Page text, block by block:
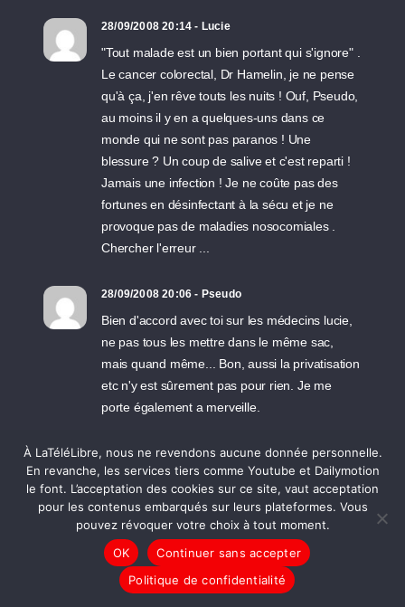
28/09/2008 20:14 - Lucie
"Tout malade est un bien portant qui s'ignore" .
Le cancer colorectal, Dr Hamelin, je ne pense
qu'à ça, j'en rêve touts les nuits ! Ouf, Pseudo,
au moins il y en a quelques-uns dans ce
monde qui ne sont pas paranos ! Une
blessure ? Un coup de salive et c'est reparti !
Jamais une infection ! Je ne coûte pas des
fortunes en désinfectant à la sécu et je ne
provoque pas de maladies nosocomiales .
Chercher l'erreur ...
28/09/2008 20:06 - Pseudo
Bien d'accord avec toi sur les médecins lucie,
ne pas tous les mettre dans le même sac,
mais quand même... Bon, aussi la privatisation
etc n'y est sûrement pas pour rien. Je me
porte également a merveille.
28/09/2008 18:45 - Dr Hamelin
"tout bien portant est un malade qui s'ignore"
le cancer colorectal se dépiste facilement,
pensez y ma douce !
28/09/2008 18:08 - Lucie
Sympas, les médecins ! Toujours l'optimisme à
À LaTéléLibre, nous ne revendons aucune donnée personnelle.
En revanche, les services tiers comme Youtube et Dailymotion
le font. L’acceptation des cookies sur ce site, vaut acceptation
pour les contenus embarqués sur leurs plateformes. Vous
pouvez révoquer votre choix à tout moment.
OK
Continuer sans accepter
Politique de confidentialité